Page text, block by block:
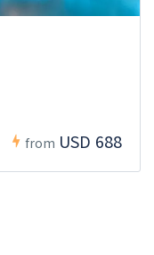
from USD 688